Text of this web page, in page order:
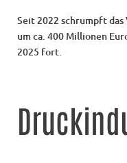
Seit 2022 schrumpft
um ca. 400 Millionen
2025 fort.